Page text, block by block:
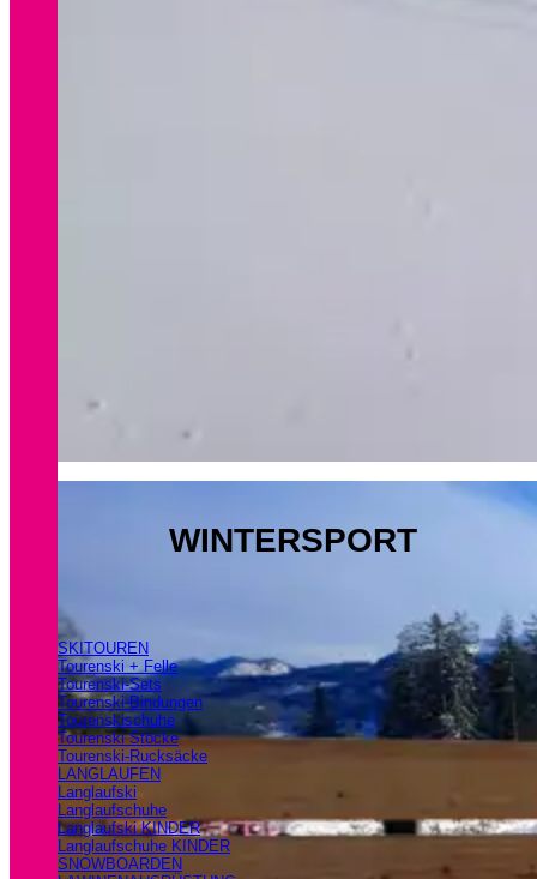
WINTERSPORT
SKITOUREN
Tourenski + Felle
Tourenski-Sets
Tourenski-Bindungen
Tourenskischuhe
Tourenski Stöcke
Tourenski-Rucksäcke
LANGLAUFEN
Langlaufski
Langlaufschuhe
Langlaufski KINDER
Langlaufschuhe KINDER
SNOWBOARDEN